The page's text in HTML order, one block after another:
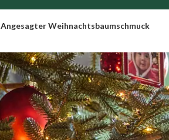
Angesagter Weihnachtsbaumschmuck